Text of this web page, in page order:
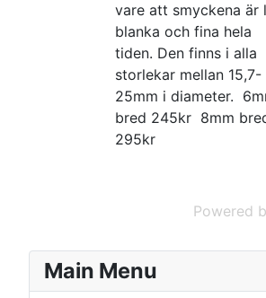
vare att smyckena är
blanka och fina hela
tiden. Den finns i alla
storlekar mellan 15,7-
25mm i diameter.
bred 245kr 8mm
295kr
Powered
Main Menu